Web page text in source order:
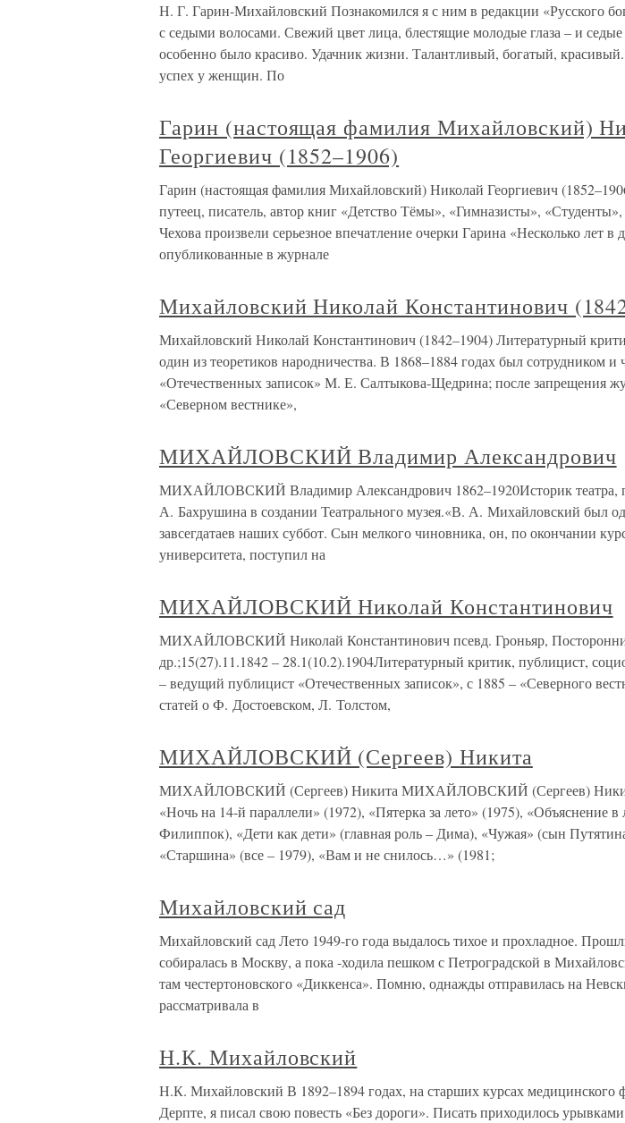
Н. Г. Гарин-Михайловский Познакомился я с ним в редакции «Русского
с седыми волосами. Свежий цвет лица, блестящие молодые глаза – и
особенно было красиво. Удачник жизни. Талантливый, богатый,
успех у женщин. По
Гарин (настоящая фамилия Михайловский)
Георгиевич (1852–1906)
Гарин (настоящая фамилия Михайловский) Николай Георгиевич
путеец, писатель, автор книг «Детство Тёмы», «Гимназисты»,
Чехова произвели серьезное впечатление очерки Гарина «Несколько лет в
опубликованные в журнале
Михайловский Николай Константинович
Михайловский Николай Константинович (1842–1904) Литературный
один из теоретиков народничества. В 1868–1884 годах был сотрудником и
«Отечественных записок» М. Е. Салтыкова-Щедрина; после запрещения
«Северном вестнике»,
МИХАЙЛОВСКИЙ Владимир Александрович
МИХАЙЛОВСКИЙ Владимир Александрович 1862–1920Историк театра,
А. Бахрушина в создании Театрального музея.«В. А. Михайловский был
завсегдатаев наших суббот. Сын мелкого чиновника, он, по окончании
университета, поступил на
МИХАЙЛОВСКИЙ Николай Константинович
МИХАЙЛОВСКИЙ Николай Константинович псевд. Гроньяр,
др.;15(27).11.1842 – 28.1(10.2).1904Литературный критик, публицист,
– ведущий публицист «Отечественных записок», с 1885 – «Северного
статей о Ф. Достоевском, Л. Толстом,
МИХАЙЛОВСКИЙ (Сергеев) Никита
МИХАЙЛОВСКИЙ (Сергеев) Никита МИХАЙЛОВСКИЙ (Сергеев)
«Ночь на 14-й параллели» (1972), «Пятерка за лето» (1975), «Объяснение
Филиппок), «Дети как дети» (главная роль – Дима), «Чужая» (сын
«Старшина» (все – 1979), «Вам и не снилось…» (1981;
Михайловский сад
Михайловский сад Лето 1949-го года выдалось тихое и прохладное.
собиралась в Москву, а пока -ходила пешком с Петроградской в
там честертоновского «Диккенса». Помню, однажды отправилась на
рассматривала в
Н.К. Михайловский
Н.К. Михайловский В 1892–1894 годах, на старших курсах медицинского
Дерпте, я писал свою повесть «Без дороги». Писать приходилось